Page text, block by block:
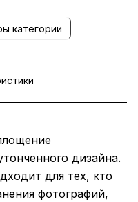
категории
дизайна.
для тех, кто
фотографий,